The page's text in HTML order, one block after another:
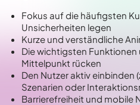
Fokus auf die häufigsten
Unsicherheiten legen
Kurze und verständliche
Die wichtigsten Funktionen
Mittelpunkt rücken
Den Nutzer aktiv einbinden
Szenarien oder
Barrierefreiheit und mobile